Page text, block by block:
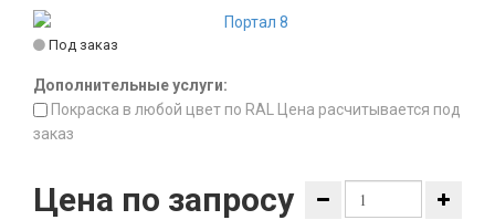
Под заказ
Дополнительные услуги:
Покраска в любой цвет по RAL Цена расчитывается под
заказ
Цена по запросу